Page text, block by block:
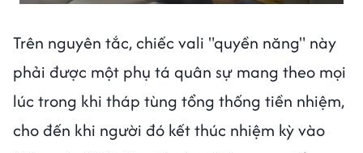
Trên nguyên tắc, chiếc vali "quyền năng" này
phải được một phụ tá quân sự mang theo mọi
lúc trong khi tháp tùng tổng thống tiền nhiệm,
cho đến khi người đó kết thúc nhiệm kỳ vào